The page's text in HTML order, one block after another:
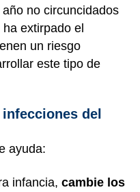
no circuncidados
extirpado el
un riesgo
este tipo de
del
ayuda:
infancia, cambie los